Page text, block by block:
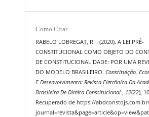
Como Citar
RABELO LOBREGAT, R. . (2020). A LEI PRÉ-
CONSTITUCIONAL COMO OBJETO DO
DE CONSTITUCIONALIDADE: POR UMA
DO MODELO BRASILEIRO.Constituição,
E Desenvolvimento: Revista Eletrônica Da
Brasileira De Direito Constitucional, 12(22),
Recuperado de https://